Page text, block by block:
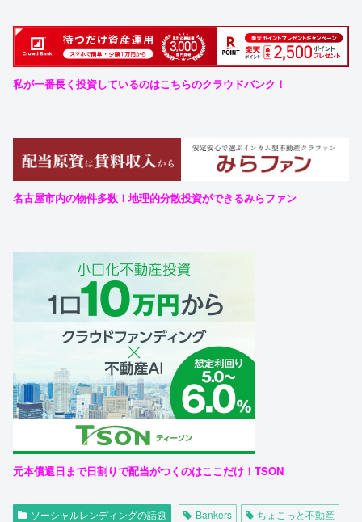
私が一番長く投資しているのはこちらのクラウドバンク！
名古屋市内の物件多数！地理的分散投資ができるみらファン
元本償還日まで日割りで配当がつくのはここだけ！TSON
ソーシャルレンディングの話題 Bankers
ちょこっと不動産